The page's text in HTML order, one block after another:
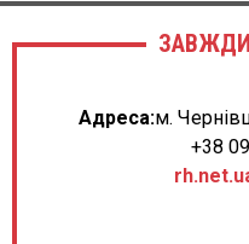
Адреса:м.
+38